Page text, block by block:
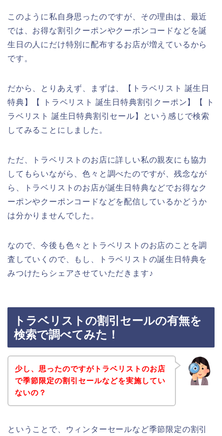
このように私自身思ったのですが、その理由は、最近
では、お得な割引クーポンやクーポンコードなどを誕
生日の人にだけ特別に配布するお店が増えているから
です。
だから、とりあえず、まずは、【トラベリスト 誕生日
特典】【 トラベリスト 誕生日特典割引クーポン】【 ト
ラベリスト 誕生日特典割引セール】という感じで検索
してみることにしました。
ただ、トラベリストのお店に詳しい私の親友にも協力
してもらいながら、色々と調べたのですが、残念なが
ら、トラベリストのお店が誕生日特典などでお得なク
ーポンやクーポンコードなどを配信しているかどうか
は分かりませんでした。
なので、今後も色々とトラベリストのお店のことを調
査していくので、もし、トラベリストの誕生日特典を
みつけたらシェアさせていただきます♪
トラベリストの割引セールの有無を
検索で調べてみた！
少し、思ったのですがトラベリストのお店
で季節限定の割引セールなどを実施してい
ないの？
ということで、ウィンターセールなど季節限定の割引